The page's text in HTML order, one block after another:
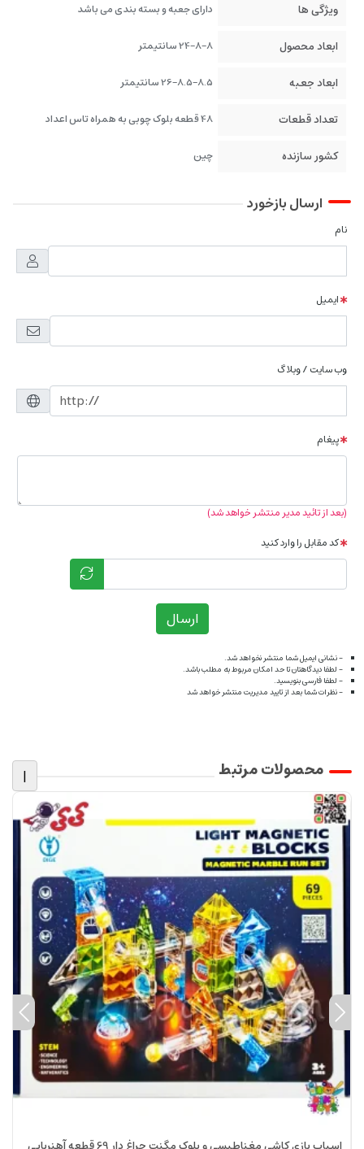
ویژگی ها دارای جعبه و بسته بندی می باشد
ابعاد محصول 24-8-8 سانتیمتر
ابعاد جعبه 26-8.5-8.5 سانتیمتر
تعداد قطعات 48 قطعه بلوک چوبی به همراه تاس اعداد
کشور سازنده چین
ارسال بازخورد
نام
ایمیل
وب سایت / وبلاگ
پیغام
(بعد از تائید مدیر منتشر خواهد شد)
کد مقابل را وارد کنید
ارسال
- نشانی ایمیل شما منتشر نخواهد شد.
- لطفا دیدگاهتان تا حد امکان مربوط به مطلب باشد.
- لطفا فارسی بنویسید.
- نظرات شما بعد از تایید مدیریت منتشر خواهد شد
محصولات مرتبط |